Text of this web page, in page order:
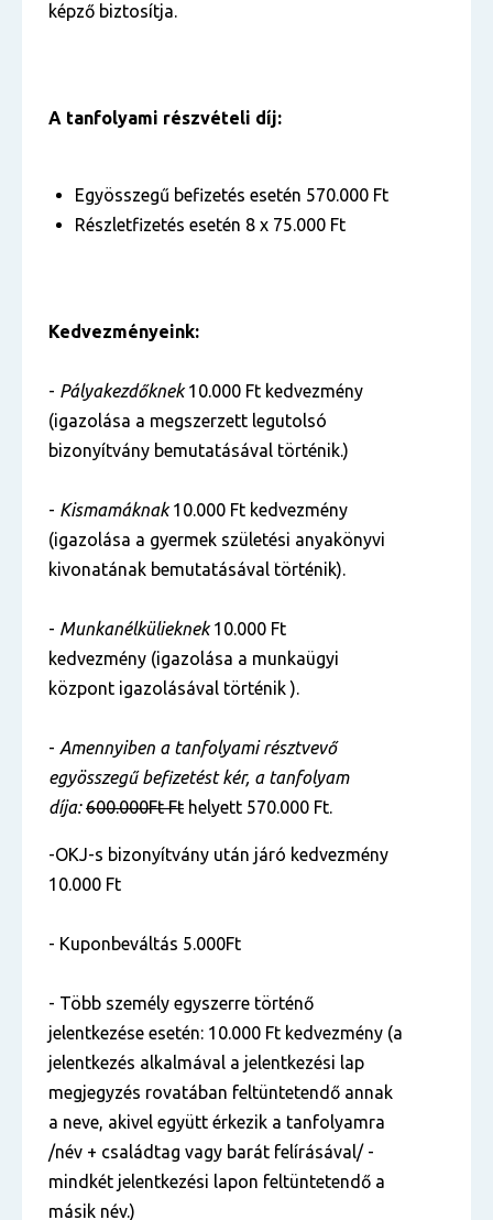
képző biztosítja.
A tanfolyami részvételi díj:
Egyösszegű befizetés esetén 570.000 Ft
Részletfizetés esetén 8 x 75.000 Ft
Kedvezményeink:
- Pályakezdőknek10.000 Ft kedvezmény
(igazolása a megszerzett legutolsó
bizonyítvány bemutatásával történik.)
- Kismamáknak10.000 Ft kedvezmény
(igazolása a gyermek születési anyakönyvi
kivonatának bemutatásával történik).
- Munkanélkülieknek10.000 Ft
kedvezmény (igazolása a munkaügyi
központ igazolásával történik ).
- Amennyiben a tanfolyami résztvevő
egyösszegű befizetést kér, a tanfolyam
díja: 600.000Ft Ft helyett 570.000 Ft.
-OKJ-s bizonyítvány után járó kedvezmény
10.000 Ft
- Kuponbeváltás 5.000Ft
- Több személy egyszerre történő
jelentkezése esetén: 10.000 Ft kedvezmény (a
jelentkezés alkalmával a jelentkezési lap
megjegyzés rovatában feltüntetendő annak
a neve, akivel együtt érkezik a tanfolyamra
/név + családtag vagy barát felírásával/ -
mindkét jelentkezési lapon feltüntetendő a
másik név.)